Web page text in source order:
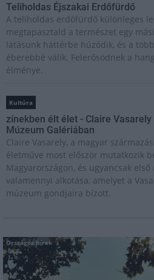
Teliholdas Éjszakai Erdőfürdő
A teliholdas erdőfürdő különleges
megtapasztald a természet egy
látásunk háttérbe húzódik, és a
éberebbé válik. Felerősödnek a
élménye.
Kultúra
zínekben élt élet - Claire
Múzeum Galériában
Claire Vasarely, a magyar
életműve most először mutatkozik
Magyarországon, és ugyancsak
valamennyi alkotása, amelyet a
múzeum gondjaira bízott.
Országos hírek